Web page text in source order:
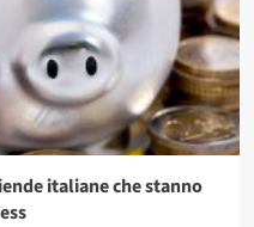
italiane che stanno